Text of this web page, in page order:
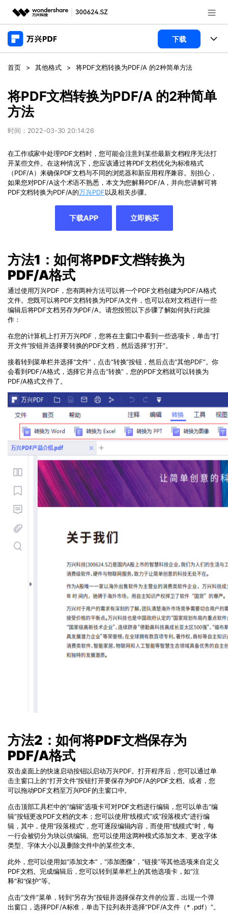
推荐产品
政企服务
新闻中心
关于万兴
帮助中心
客服热线：4000-300624
下载
产品
桌面端
万兴PDF Windows版
万兴PDF Mac版
移动端
万兴PDF 安卓版
万兴PDF iOS版
申请试用
功能
PDF新功能
PDF编辑器
PDF合并工具
PDF转换器
PDF批量工具
PDF提取页面
PDF表格
PDF页面调整
PDF文件创建
PDF注释
PDF OCR
商业合作
企业采购
经销商招募
产品支持
用户指南
下载中心
产品资讯
01.热门软件
03.编辑PDF
查看更多 >
登录 立即购买
首页 > 其他格式 > 将PDF文档转换为PDF/A 的2种简单方法
将PDF文档转换为PDF/A 的2种简单
方法
时间：2022-03-30 20:14:26
在工作或家中处理PDF文档时，您可能会注意到某些最新文档程序无法打
开某些文件。在这种情况下，您应该通过将PDF文档优化为标准格式
（PDF/A）来确保PDF文档与不同的浏览器和新应用程序兼容。别担心，
如果您对PDF/A这个术语不熟悉，本文为您解释PDF/A，并向您讲解可将
PDF文档转换为PDF/A的万兴PDF以及相关步骤。
下载APP 立即购买
方法1：如何将PDF文档转换为
PDF/A格式
通过使用万兴PDF，您有两种方法可以将一个PDF文档创建为PDF/A格式
文件。您既可以将PDF文档转换为PDF/A文件，也可以在对文档进行一些
编辑后将PDF文档另存为PDF/A。请您按照以下步骤了解如何执行此操
作：
在您的计算机上打开万兴PDF，您将在主窗口中看到一些选项卡，单击“打
开文件”按钮并选择要转换的PDF文档，然后选择“打开”。
接着转到菜单栏并选择“文件”，点击“转换”按钮，然后点击“其他PDF”。你
会看到PDF/A格式，选择它并点击“转换”，您的PDF文档就可以转换为
PDF/A格式文件了。
方法2：如何将PDF文档保存为
PDF/A格式
双击桌面上的快速启动按钮以启动万兴PDF。打开程序后，您可以通过单
击主窗口上的“打开文件”按钮打开要保存为PDF/A的PDF文档。或者，您
可以拖动PDF文档至万兴PDF的主窗口中。
点击顶部工具栏中的“编辑”选项卡可对PDF文档进行编辑，您可以单击“编
辑”按钮更改PDF文档的文本；您可以使用“线模式”或“段落模式”进行编
辑，其中，使用“段落模式”，您可逐段编辑内容，而使用“线模式”时，每
一行会被切分为块以供编辑。您可以使用这两种模式添加文本、更改字体
类型、字体大小以及删除文件中的某些文本。
此外，您可以使用如“添加文本”，“添加图像”，“链接”等其他选项来自定义
PDF文档。完成编辑后，您可以转到菜单栏上的其他选项卡，如“注
释”和“保护”等。
点击“文件”菜单，转到“另存为”按钮并选择保存文件的位置，出现一个弹
出窗口，选择PDF/A标准，单击下拉列表并选择“PDF/A文件（* .pdf）”。